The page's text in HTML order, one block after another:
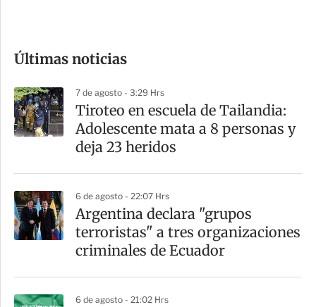
m
a
r
t
Últimas noticias
7 de agosto - 3:29 Hrs
Tiroteo en escuela de Tailandia:
Adolescente mata a 8 personas y
deja 23 heridos
6 de agosto - 22:07 Hrs
Argentina declara "grupos
terroristas" a tres organizaciones
criminales de Ecuador
6 de agosto - 21:02 Hrs